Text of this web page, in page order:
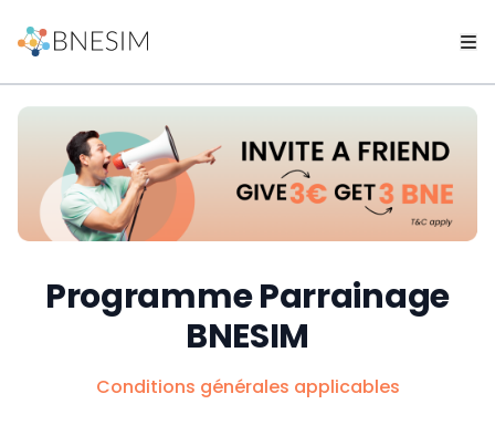
Programme Parrainage
BNESIM
Conditions générales applicables